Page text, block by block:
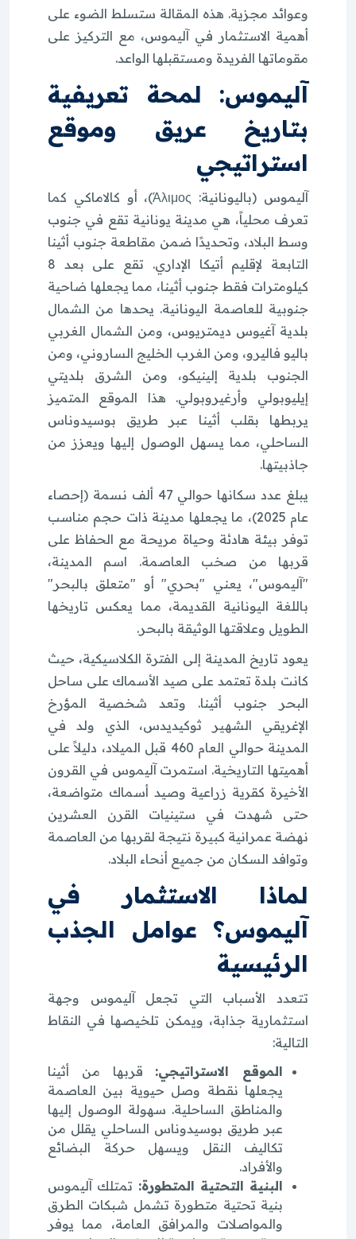
وعوائد مجزية. هذه المقالة ستسلط الضوء على
أهمية الاستثمار في آليموس، مع التركيز على
مقوماتها الفريدة ومستقبلها الواعد.
آليموس: لمحة تعريفية
بتاريخ عريق وموقع
استراتيجي
آليموس (باليونانية: Άλιμος)، أو كالاماكي كما
تعرف محلياً، هي مدينة يونانية تقع في جنوب
وسط البلاد، وتحديدًا ضمن مقاطعة جنوب أثينا
التابعة لإقليم أتيكا الإداري. تقع على بعد 8
كيلومترات فقط جنوب أثينا، مما يجعلها ضاحية
جنوبية للعاصمة اليونانية. يحدها من الشمال
بلدية آغيوس ديمتريوس، ومن الشمال الغربي
باليو فاليرو، ومن الغرب الخليج الساروني، ومن
الجنوب بلدية إلينيكو، ومن الشرق بلديتي
إيليوبولي وأرغيروبولي. هذا الموقع المتميز
يربطها بقلب أثينا عبر طريق بوسيدوناس
الساحلي، مما يسهل الوصول إليها ويعزز من
جاذبيتها.
يبلغ عدد سكانها حوالي 47 ألف نسمة (إحصاء
عام 2025)، ما يجعلها مدينة ذات حجم مناسب
توفر بيئة هادئة وحياة مريحة مع الحفاظ على
قربها من صخب العاصمة. اسم المدينة،
"آليموس"، يعني "بحري" أو "متعلق بالبحر"
باللغة اليونانية القديمة، مما يعكس تاريخها
الطويل وعلاقتها الوثيقة بالبحر.
يعود تاريخ المدينة إلى الفترة الكلاسيكية، حيث
كانت بلدة تعتمد على صيد الأسماك على ساحل
البحر جنوب أثينا. وتعد شخصية المؤرخ
الإغريقي الشهير ثوكيديدس، الذي ولد في
المدينة حوالي العام 460 قبل الميلاد، دليلاً على
أهميتها التاريخية. استمرت آليموس في القرون
الأخيرة كقرية زراعية وصيد أسماك متواضعة،
حتى شهدت في ستينيات القرن العشرين
نهضة عمرانية كبيرة نتيجة لقربها من العاصمة
وتوافد السكان من جميع أنحاء البلاد.
لماذا الاستثمار في
آليموس؟ عوامل الجذب
الرئيسية
تتعدد الأسباب التي تجعل آليموس وجهة
استثمارية جذابة، ويمكن تلخيصها في النقاط
التالية:
الموقع الاستراتيجي: قربها من أثينا
يجعلها نقطة وصل حيوية بين العاصمة
والمناطق الساحلية. سهولة الوصول إليها
عبر طريق بوسيدوناس الساحلي يقلل من
تكاليف النقل ويسهل حركة البضائع
والأفراد.
البنية التحتية المتطورة: تمتلك آليموس
بنية تحتية متطورة تشمل شبكات الطرق
والمواصلات والمرافق العامة، مما يوفر